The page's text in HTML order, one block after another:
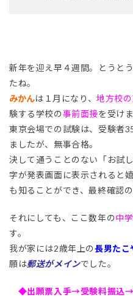
新年を迎え早４週間。とうと
たね。
みかんは １月になり、地方校
験する学校の事前面接を受け
東京会場での試験は、受験者
ましたが、無事合格。
決して通うことのない「お試
字が発表画面に表示されると
も知ることができ、最終確認
それにしても、ここ数年の中
す。
我が家には2歳年上の長男たこ
願は郵送がメインでした。
◆出願票入手→受験料振込